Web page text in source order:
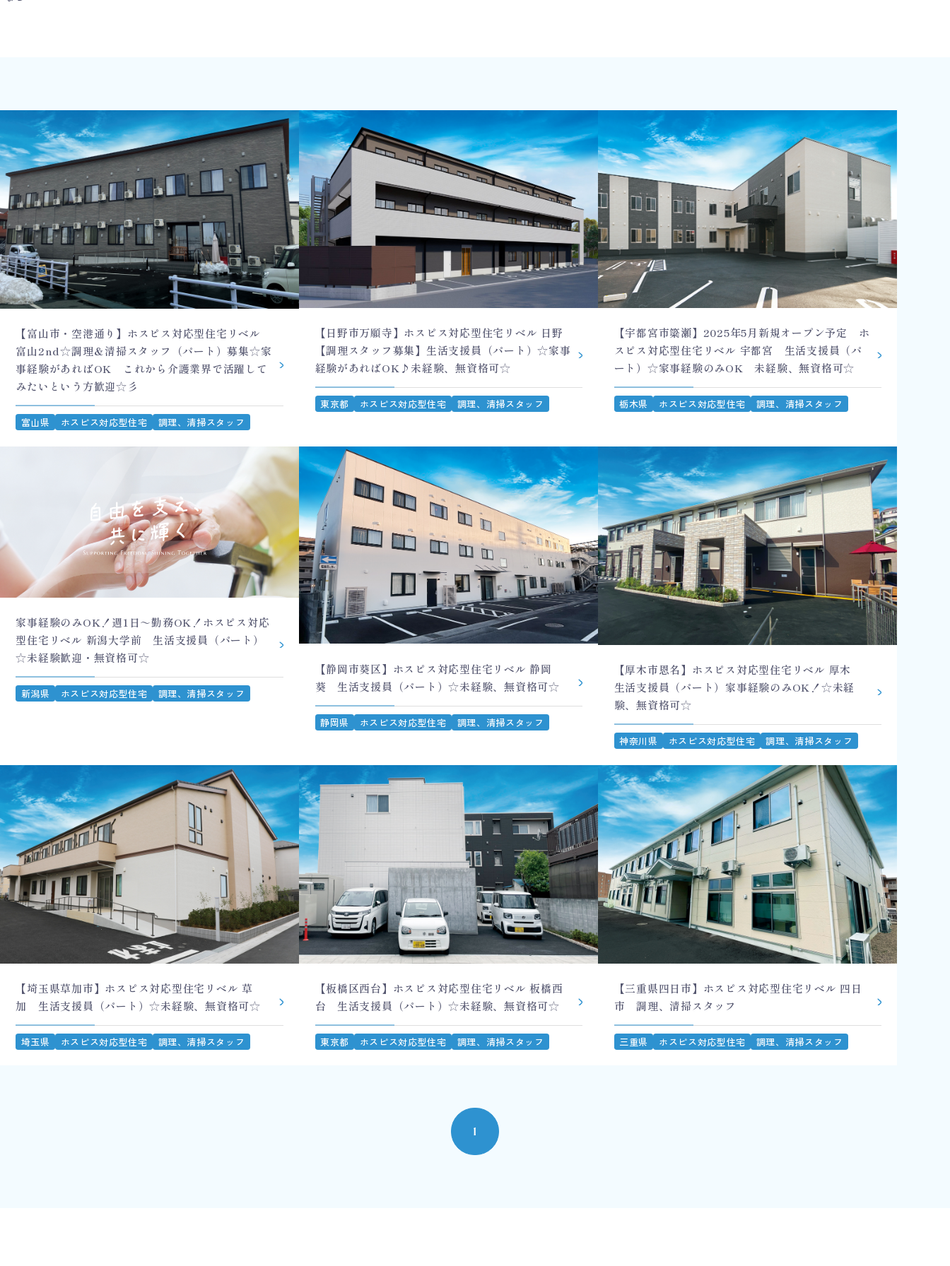
【富山市・空港通り】ホスピス対応型住宅リベル
富山2nd☆調理＆清掃スタッフ（パート）募集☆家
事経験があればOK これから介護業界で活躍して
みたいという方歓迎☆彡
富山県 ホスピス対応型住宅 調理、清掃スタッフ
【日野市万願寺】ホスピス対応型住宅リベル 日野
【調理スタッフ募集】生活支援員（パート）☆家事
経験があればOK♪未経験、無資格可☆
東京都 ホスピス対応型住宅 調理、清掃スタッフ
【宇都宮市簗瀬】2025年5月新規オープン予定 ホ
スピス対応型住宅リベル 宇都宮 生活支援員（パ
ート）☆家事経験のみOK 未経験、無資格可☆
栃木県 ホスピス対応型住宅 調理、清掃スタッフ
家事経験のみOK！週1日～勤務OK！ホスピス対応
型住宅リベル 新潟大学前 生活支援員（パート）
☆未経験歓迎・無資格可☆
新潟県 ホスピス対応型住宅 調理、清掃スタッフ
【静岡市葵区】ホスピス対応型住宅リベル 静岡
葵 生活支援員（パート）☆未経験、無資格可☆
静岡県 ホスピス対応型住宅 調理、清掃スタッフ
【厚木市恩名】ホスピス対応型住宅リベル 厚木
生活支援員（パート）家事経験のみOK！☆未経
験、無資格可☆
神奈川県 ホスピス対応型住宅 調理、清掃スタッフ
【埼玉県草加市】ホスピス対応型住宅リベル 草
加 生活支援員（パート）☆未経験、無資格可☆
埼玉県 ホスピス対応型住宅 調理、清掃スタッフ
【板橋区西台】ホスピス対応型住宅リベル 板橋西
台 生活支援員（パート）☆未経験、無資格可☆
東京都 ホスピス対応型住宅 調理、清掃スタッフ
【三重県四日市】ホスピス対応型住宅リベル 四日
市 調理、清掃スタッフ
三重県 ホスピス対応型住宅 調理、清掃スタッフ
1